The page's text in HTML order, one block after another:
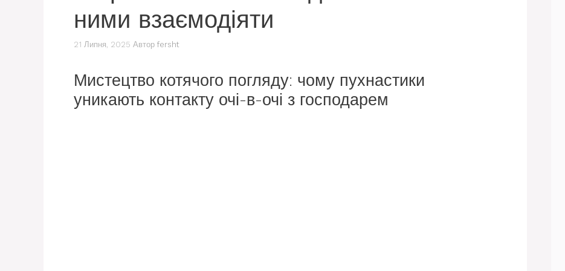
ними взаємодіяти
21 Липня, 2025 Автор fersht
Мистецтво котячого погляду: чому пухнастики
уникають контакту очі-в-очі з господарем